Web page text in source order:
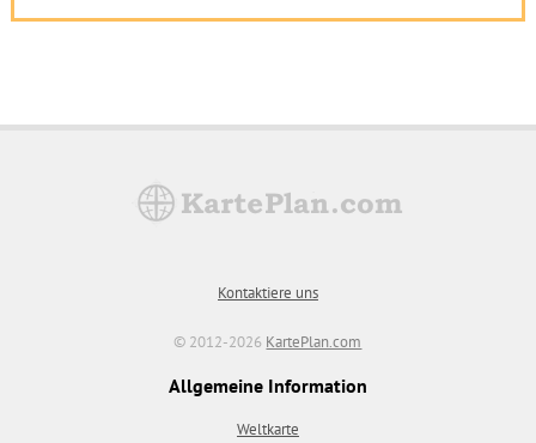
Kontaktiere uns
© 2012-2026 KartePlan.com
Allgemeine Information
Weltkarte